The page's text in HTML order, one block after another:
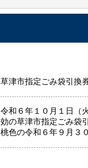
草津市指定ごみ袋引換
令和６年１０月１日（
効の草津市指定ごみ袋
桃色の令和６年９月３